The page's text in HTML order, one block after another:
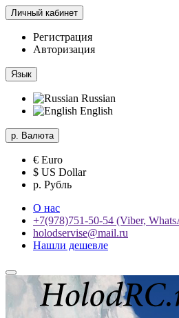
Личный кабинет
Регистрация
Авторизация
Язык
Russian
English
р. Валюта
€ Euro
$ US Dollar
р. Рубль
О нас
+7(978)751-50-54 (Viber,
holodservise@mail.ru
Нашли дешевле